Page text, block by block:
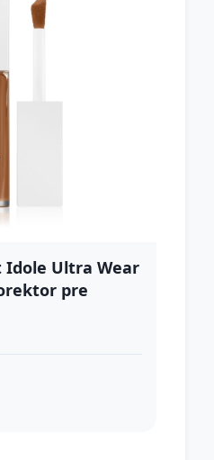
Idole Ultra Wear
pre
odtieň 505N 13